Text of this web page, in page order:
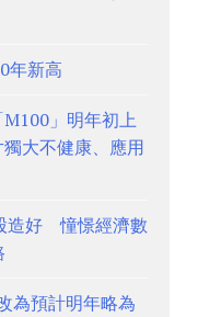
年新高
」明年初上
大不健康、應用
造好 憧憬經濟數
為預計明年略為